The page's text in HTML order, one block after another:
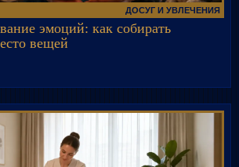
ДОСУГ И УВЛЕЧЕНИЯ
эмоций: как собирать
вещей